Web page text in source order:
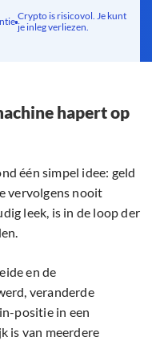
Crypto is risicovol. Je kunt
je inleg verliezen.
hapert op
één simpel idee: geld
vervolgens nooit
leek, is in de loop der
en de
veranderde
positie in een
is van meerdere